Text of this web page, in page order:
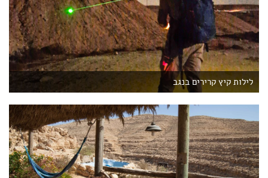
לילות קיץ קרירים בנגב